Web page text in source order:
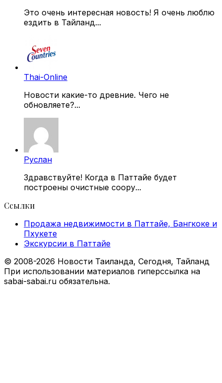
Это очень интересная новость! Я очень люблю
ездить в Тайланд...
Thai-Online
Новости какие-то древние. Чего не
обновляете?...
Руслан
Здравствуйте! Когда в Паттайе будет
построены очистные соору...
Ссылки
Продажа недвижимости в Паттайе, Бангкоке и
Пхукете
Экскурсии в Паттайе
© 2008-2026 Новости Таиланда, Сегодня, Тайланд
При использовании материалов гиперссылка на
sabai-sabai.ru обязательна.